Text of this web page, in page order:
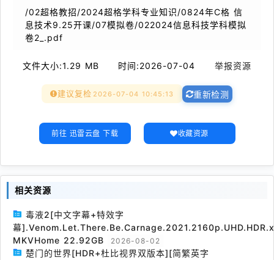
/02超格教招/2024超格学科专业知识/0824年C格 信
息技术9.25开课/07模拟卷/022024信息科技学科模拟
卷2_.pdf
文件大小:1.29 MB 时间:2026-07-04 举报资源
建议复检 2026-07-04 10:45:13 重新检测
前往 迅雷云盘 下载 收藏资源
相关资源
毒液2[中文字幕+特效字
幕
MKVHome 22.92GB
2026-08-02
楚门的世界[HDR+杜比视界双版本][简繁英字